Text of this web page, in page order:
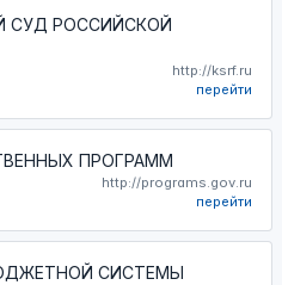
СУД РОССИЙСКОЙ
http://ksrf.ru
перейти
ПРОГРАММ
http://programs.gov.ru
перейти
СИСТЕМЫ